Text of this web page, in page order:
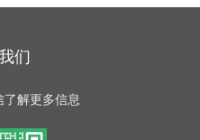
们
解更多信息